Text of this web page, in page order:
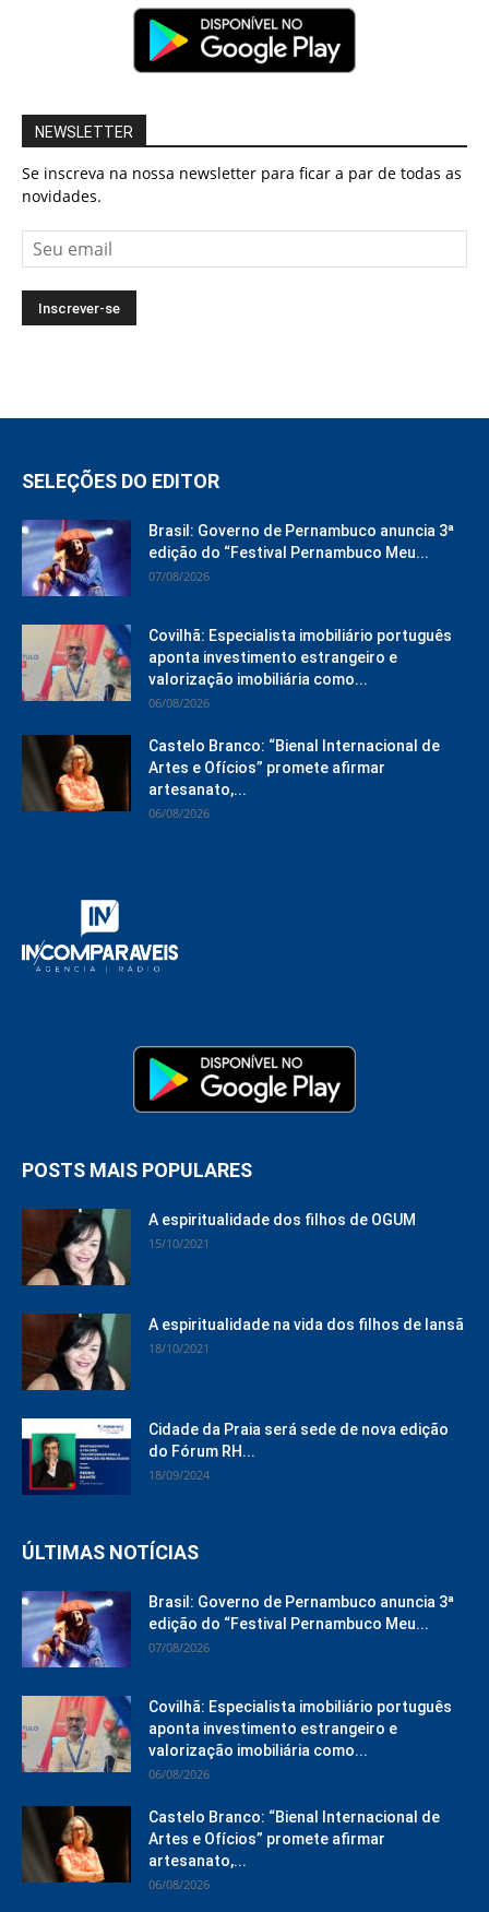
NEWSLETTER
Se inscreva na nossa newsletter para ficar a par de todas as
novidades.
SELEÇÕES DO EDITOR
Brasil: Governo de Pernambuco anuncia 3ª
edição do “Festival Pernambuco Meu...
07/08/2026
Covilhã: Especialista imobiliário português
aponta investimento estrangeiro e
valorização imobiliária como...
06/08/2026
Castelo Branco: “Bienal Internacional de
Artes e Ofícios” promete afirmar
artesanato,...
06/08/2026
POSTS MAIS POPULARES
A espiritualidade dos filhos de OGUM
15/10/2021
A espiritualidade na vida dos filhos de Iansã
18/10/2021
Cidade da Praia será sede de nova edição
do Fórum RH...
18/09/2024
ÚLTIMAS NOTÍCIAS
Brasil: Governo de Pernambuco anuncia 3ª
edição do “Festival Pernambuco Meu...
07/08/2026
Covilhã: Especialista imobiliário português
aponta investimento estrangeiro e
valorização imobiliária como...
06/08/2026
Castelo Branco: “Bienal Internacional de
Artes e Ofícios” promete afirmar
artesanato,...
06/08/2026